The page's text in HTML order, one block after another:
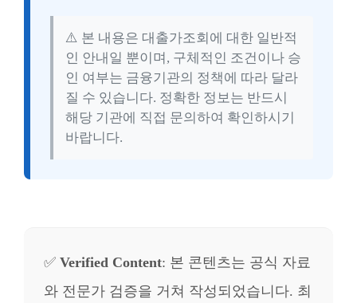
⚠️ 본 내용은 대출가조회에 대한 일반적
인 안내일 뿐이며, 구체적인 조건이나 승
인 여부는 금융기관의 정책에 따라 달라
질 수 있습니다. 정확한 정보는 반드시
해당 기관에 직접 문의하여 확인하시기
바랍니다.
✅ Verified Content: 본 콘텐츠는 공식 자료
와 전문가 검증을 거쳐 작성되었습니다. 최